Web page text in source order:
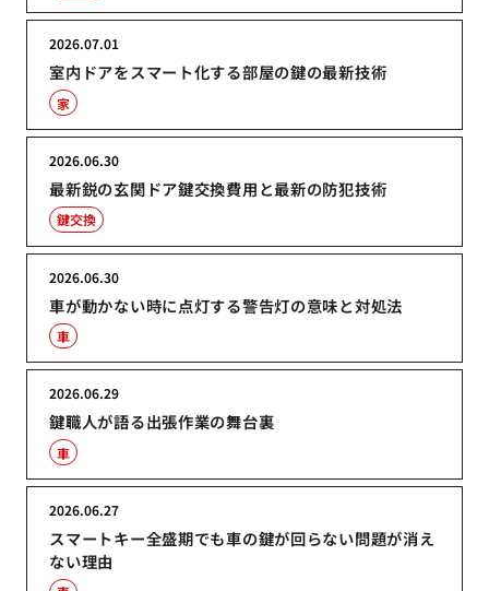
室内ドアをスマート化する部屋の鍵の最新技術
2026.07.01
家
最新鋭の玄関ドア鍵交換費用と最新の防犯技術
2026.06.30
鍵交換
車が動かない時に点灯する警告灯の意味と対処法
2026.06.30
車
鍵職人が語る出張作業の舞台裏
2026.06.29
車
スマートキー全盛期でも車の鍵が回らない問題が消え
ない理由
2026.06.27